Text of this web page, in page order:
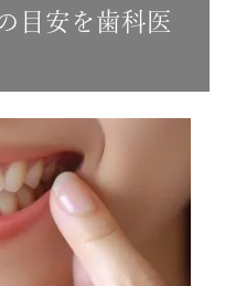
目安を歯科医